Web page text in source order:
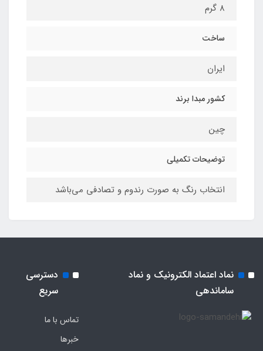
8 گرم
ساخت
ایران
کشور مبدا برند
چین
توضیحات تکمیلی
انتخاب رنگ به صورت رندوم و تصادفی می‌باشد
نماد اعتماد الکترونیک و نماد
ساماندهی
دسترسی
سریع
تماس با ما
خبرها